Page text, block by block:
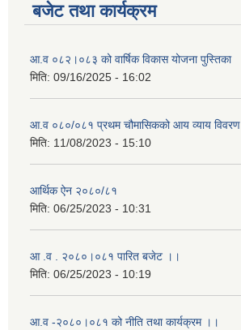
बजेट तथा कार्यक्रम
आ.व ०८२।०८३ को वार्षिक विकास योजना पुस्तिका
मिति: 09/16/2025 - 16:02
आ.व ०८०/०८१ प्रथम चौमासिकको आय व्याय विवरण
मिति: 11/08/2023 - 15:10
आर्थिक ऐन २०८०/८१
मिति: 06/25/2023 - 10:31
आ .व . २०८०।०८१ पारित बजेट ।।
मिति: 06/25/2023 - 10:19
आ.व -२०८०।०८१ को नीति तथा कार्यक्रम ।।